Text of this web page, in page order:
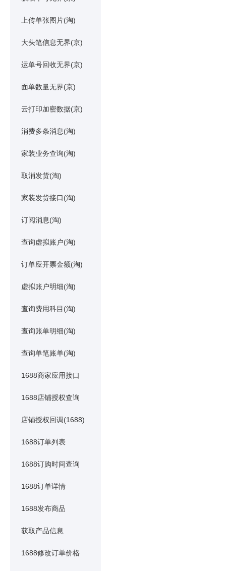
上传单张图片(淘)
大头笔信息无界(京)
运单号回收无界(京)
面单数量无界(京)
云打印加密数据(京)
消费多条消息(淘)
家装业务查询(淘)
取消发货(淘)
家装发货接口(淘)
订阅消息(淘)
查询虚拟账户(淘)
订单应开票金额(淘)
虚拟账户明细(淘)
查询费用科目(淘)
查询账单明细(淘)
查询单笔账单(淘)
1688商家应用接口
1688店铺授权查询
店铺授权回调(1688)
1688订单列表
1688订购时间查询
1688订单详情
1688发布商品
获取产品信息
1688修改订单价格